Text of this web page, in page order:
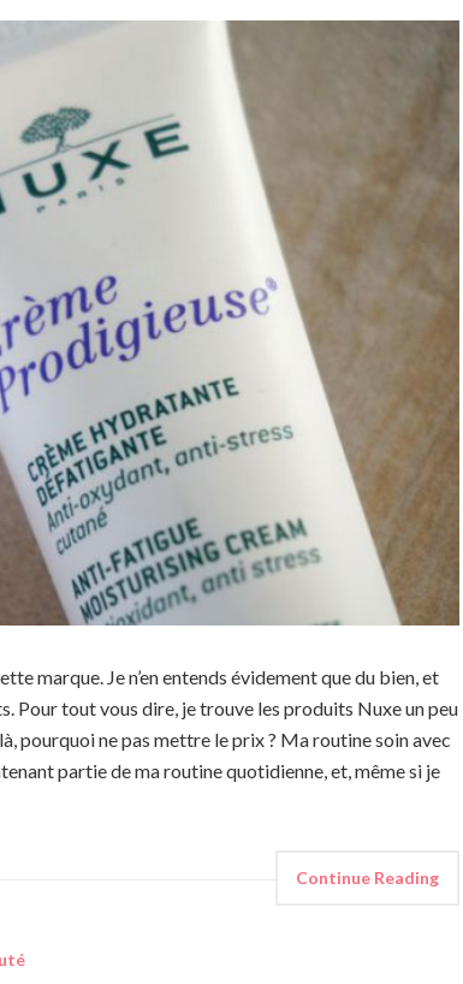
marque. Je n’en entends évidement que du bien, et
Pour tout vous dire, je trouve les produits Nuxe un peu
pourquoi ne pas mettre le prix ? Ma routine soin avec
partie de ma routine quotidienne, et, même si je
Continue Reading